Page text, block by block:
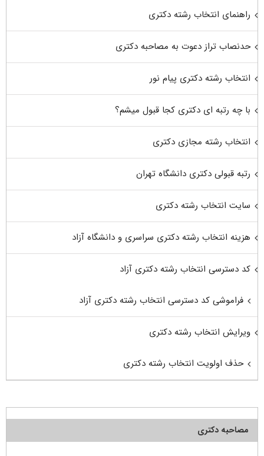
راهنمای انتخاب رشته دکتری
حدنصاب تراز دعوت به مصاحبه دکتری
انتخاب رشته دکتری پیام نور
با چه رتبه ای دکتری کجا قبول میشم؟
انتخاب رشته مجازی دکتری
رتبه قبولی دکتری دانشگاه تهران
سایت انتخاب رشته دکتری
هزینه انتخاب رشته دکتری سراسری و دانشگاه آزاد
کد دسترسی انتخاب رشته دکتری آزاد
فراموشی کد دسترسی انتخاب رشته دکتری آزاد
ویرایش انتخاب رشته دکتری
حذف اولویت انتخاب رشته دکتری
مصاحبه دکتری